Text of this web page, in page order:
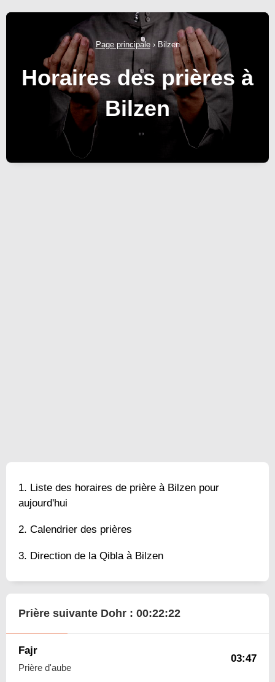
Page principale› Bilzen
Horaires des prières à
Bilzen
Liste des horaires de prière à Bilzen pour
aujourd'hui
Calendrier des prières
Direction de la Qibla à Bilzen
Prière suivante Dohr : 00:22:21
Fajr
Prière d'aube
03:47